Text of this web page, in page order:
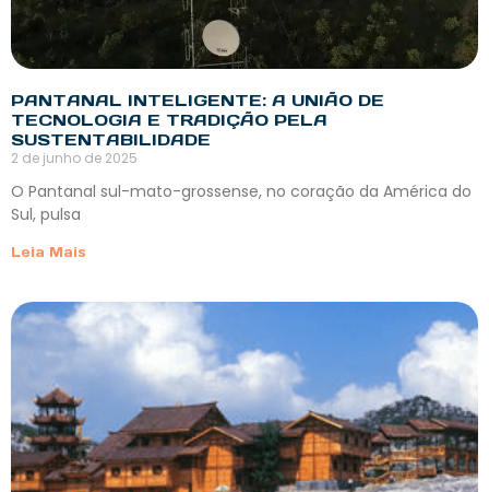
PANTANAL INTELIGENTE: A UNIÃO DE
TECNOLOGIA E TRADIÇÃO PELA
SUSTENTABILIDADE
2 de junho de 2025
O Pantanal sul-mato-grossense, no coração da América do
Sul, pulsa
Leia Mais